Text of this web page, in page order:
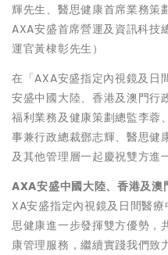
輝先生、醫思健康首席業務策
AXA安盛首席營運及資訊科技
運官黃棣彰先生）
在「AXA安盛指定內視鏡及日
安盛中國大陸、香港及澳門行
福利業務及健康策劃總監李蓉
事兼行政總裁鄧志輝、醫思健
及其他管理層一起慶祝雙方進
AXA安盛中國大陸、香港及
XA安盛指定內視鏡及日間醫
思健康進一步發揮雙方優勢，
康管理服務，繼續實踐我們致